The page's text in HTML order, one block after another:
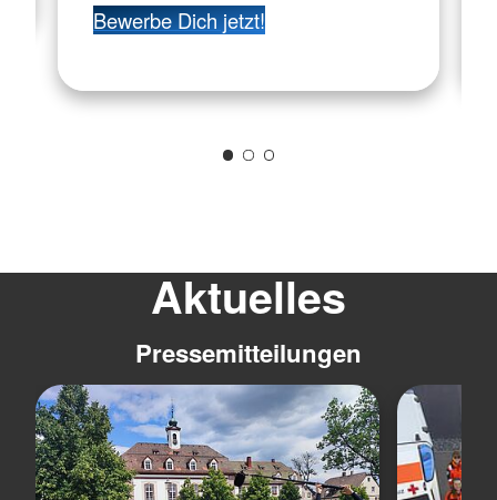
Bewerbe Dich jetzt!
Aktuelles
Pressemitteilungen